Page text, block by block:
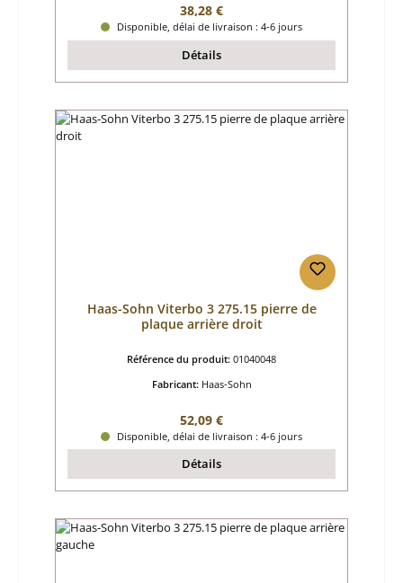
Prix régulier :
38,28 €
Disponible, délai de livraison : 4-6 jours
Détails
Haas-Sohn Viterbo 3 275.15 pierre de
plaque arrière droit
Référence du produit: 01040048
Fabricant: Haas-Sohn
Prix régulier :
52,09 €
Disponible, délai de livraison : 4-6 jours
Détails